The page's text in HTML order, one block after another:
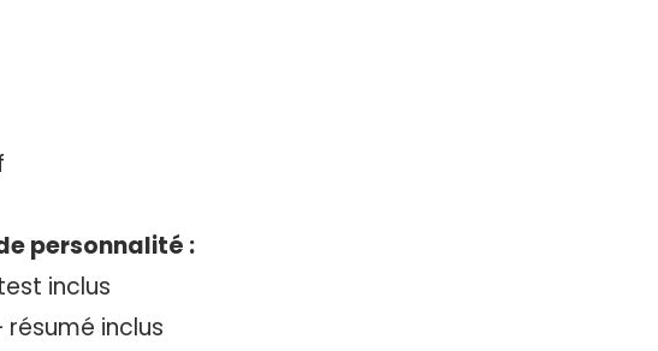
personnalité :
inclus
inclus